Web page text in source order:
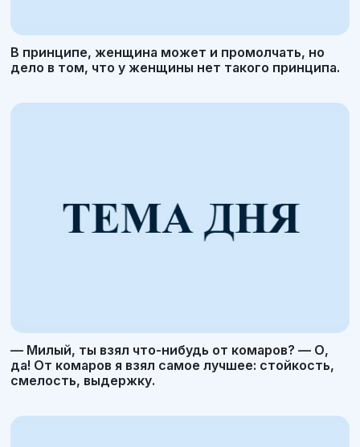
В принципе, женщина может и промолчать, но
дело в том, что у женщины нет такого принципа.
— Милый, ты взял что-нибудь от комаров? — О,
да! От комаров я взял самое лучшее: стойкость,
смелость, выдержку.